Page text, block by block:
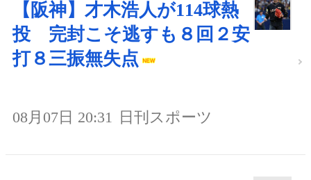
【阪神】才木浩人が114球熱
投 完封こそ逃すも８回２安
打８三振無失点
08月07日 20:31 日刊スポーツ